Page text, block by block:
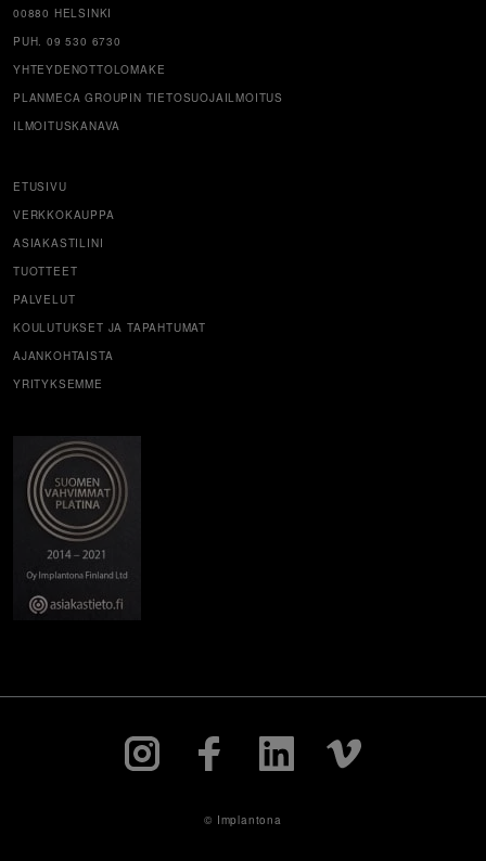
00880 HELSINKI
PUH. 09 530 6730
YHTEYDENOTTOLOMAKE
PLANMECA GROUPIN TIETOSUOJAILMOITUS
ILMOITUSKANAVA
ETUSIVU
VERKKOKAUPPA
ASIAKASTILINI
TUOTTEET
PALVELUT
KOULUTUKSET JA TAPAHTUMAT
AJANKOHTAISTA
YRITYKSEMME
© Implantona